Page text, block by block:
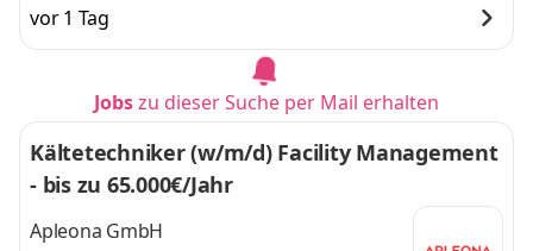
vor 1 Tag
Jobszu dieser Suche per Mail erhalten
Kältetechniker (w/m/d) Facility Management
- bis zu 65.000€/Jahr
Apleona GmbH